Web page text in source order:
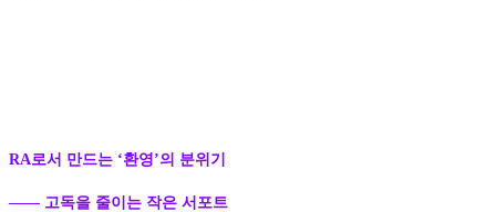
RA로서 만드는 ‘환영’의 분위기
—— 고독을 줄이는 작은 서포트